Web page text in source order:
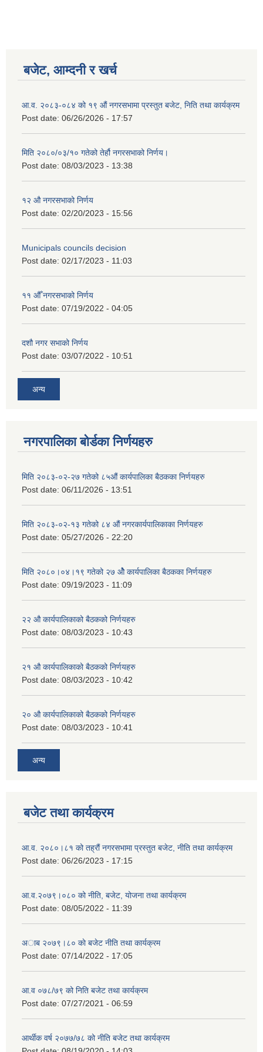
बजेट, आम्दनी र खर्च
आ.व. २०८३-०८४ को १९ औं नगरसभामा प्रस्तुत बजेट, निति तथा कार्यक्रम
Post date: 06/26/2026 - 17:57
मिति २०८०/०३/१० गतेको तेर्हौ नगरसभाको निर्णय।
Post date: 08/03/2023 - 13:38
१२ औ नगरसभाको निर्णय
Post date: 02/20/2023 - 15:56
Municipals councils decision
Post date: 02/17/2023 - 11:03
११ ‌औँ नगरसभाको निर्णय
Post date: 07/19/2022 - 04:05
दशौ नगर सभाको निर्णय
Post date: 03/07/2022 - 10:51
अन्य
नगरपालिका बोर्डका निर्णयहरु
मिति २०८३-०२-२७ गतेको ८५औं कार्यपालिका बैठकका निर्णयहरु
Post date: 06/11/2026 - 13:51
मिति २०८३-०२-१३ गतेको ८४ औं नगरकार्यपालिकाका निर्णयहरु
Post date: 05/27/2026 - 22:20
मिति २०८०।०४।१९ गतेको २७ ‌‍‌ओेै कार्यपालिका बैठकका निर्णयहरु
Post date: 09/19/2023 - 11:09
२‍२ औ कार्यपालिकाको बैठकको निर्णयहरु
Post date: 08/03/2023 - 10:43
२‍१ औ कार्यपालिकाको बैठकको निर्णयहरु
Post date: 08/03/2023 - 10:42
२‍० औ कार्यपालिकाको बैठकको निर्णयहरु
Post date: 08/03/2023 - 10:41
अन्य
बजेट तथा कार्यक्रम
आ.व. २०८०।८१ को तह्रौं नगरसभामा प्रस्तुत बजेट, नीति तथा कार्यक्रम
Post date: 06/26/2023 - 17:15
आ.व.२०७९।०८० को नीति, बजेट, योजना तथा कार्यक्रम
Post date: 08/05/2022 - 11:39
अाब २०७९।८० काे बजेट नीति तथा कार्यक्रम
Post date: 07/14/2022 - 17:05
आ.व ०७८/७९ को निति बजेट तथा कार्यक्रम
Post date: 07/27/2021 - 06:59
आर्थीक वर्ष २०७७/७८ को नीति बजेट तथा कार्यक्रम